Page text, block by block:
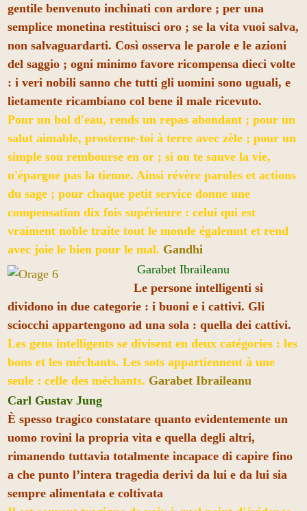
gentile benvenuto inchinati con ardore ; per una
semplice monetina restituisci oro ; se la vita vuoi salva,
non salvaguardarti. Così osserva le parole e le azioni
del saggio ; ogni minimo favore ricompensa dieci volte
: i veri nobili sanno che tutti gli uomini sono uguali, e
lietamente ricambiano col bene il male ricevuto.
Pour un bol d'eau, rends un repas abondant ; pour un
salut aimable, prosterne-toi à terre avec zèle ; pour un
simple sou rembourse en or ; si on te sauve la vie,
n'épargne pas la tienne. Ainsi révère paroles et actions
du sage ; pour chaque petit service donne une
compensation dix fois supérieure : celui qui est
vraiment noble traite tout le monde égalemnt et rend
avec joie le bien pour le mal. Gandhi
Garabet Ibraileanu
Le persone intelligenti si
dividono in due categorie : i buoni e i cattivi. Gli
sciocchi appartengono ad una sola : quella dei cattivi.
Les gens intelligents se divisent en deux catégories : les
bons et les méchants. Les sots appartiennent à une
seule : celle des méchants. Garabet Ibraileanu
Carl Gustav Jung
È spesso tragico constatare quanto evidentemente un
uomo rovini la propria vita e quella degli altri,
rimanendo tuttavia totalmente incapace di capire fino
a che punto l’intera tragedia derivi da lui e da lui sia
sempre alimentata e coltivata